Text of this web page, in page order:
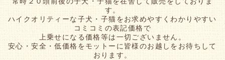
す。
ハイクオリティーな子犬・子猫をお求めやすくわかりやすい
コミコミの表記価格で
上乗せになる価格等は一切ございません。
安心・安全・低価格をモットーに皆様のお越しをお待ちして
おります。